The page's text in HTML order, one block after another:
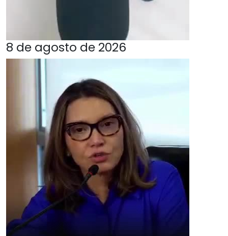
8 de agosto de 2026